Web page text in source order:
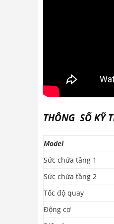
THÔNG SỐ KỸ
Model
Sức chứa tầng 1
Sức chứa tầng 2
Tốc độ quay
Động cơ